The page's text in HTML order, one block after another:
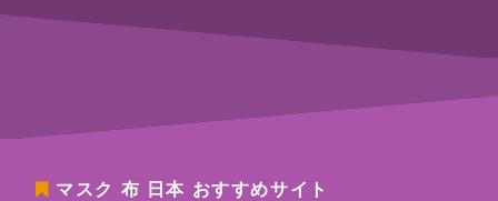
マスク 布 日本 おすすめサイト